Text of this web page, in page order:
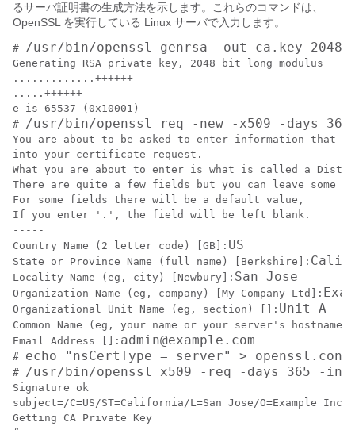
るサーバ証明書の生成方法を示します。これらのコマンドは、
OpenSSL を実行している Linux サーバで入力します。
# /usr/bin/openssl genrsa -out ca.key 2048
Generating RSA private key, 2048 bit long modulus
.............++++++
.....++++++
e is 65537 (0x10001)
# /usr/bin/openssl req -new -x509 -days
You are about to be asked to enter information that
into your certificate request.
What you are about to enter is what is called a
There are quite a few fields but you can leave some
For some fields there will be a default value,
If you enter '.', the field will be left blank.
-----
Country Name (2 letter code) [GB]: US
State or Province Name (full name) [Berkshire]:
Locality Name (eg, city) [Newbury]: San Jose
Organization Name (eg, company) [My Company Ltd]:
Organizational Unit Name (eg, section) []: Unit A
Common Name (eg, your name or your server's
Email Address []: admin@example.com
# echo "nsCertType = server" > openssl.conf
# /usr/bin/openssl x509 -req -days 365 -
Signature ok
subject=/C=US/ST=California/L=San Jose/O=Example Inc./
Getting CA Private Key